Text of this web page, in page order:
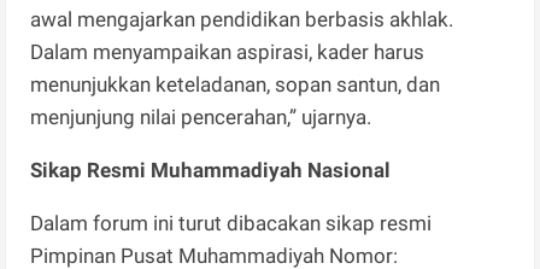
awal mengajarkan pendidikan berbasis akhlak.
Dalam menyampaikan aspirasi, kader harus
menunjukkan keteladanan, sopan santun, dan
menjunjung nilai pencerahan,” ujarnya.
Sikap Resmi Muhammadiyah Nasional
Dalam forum ini turut dibacakan sikap resmi
Pimpinan Pusat Muhammadiyah Nomor: